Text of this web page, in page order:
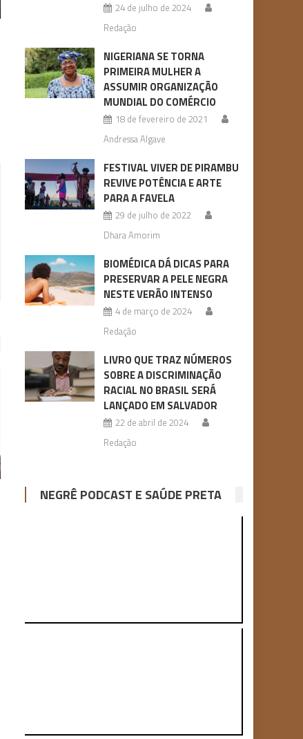
24 de julho de 2024
Redação
NIGERIANA SE TORNA
PRIMEIRA MULHER A
ASSUMIR ORGANIZAÇÃO
MUNDIAL DO COMÉRCIO
18 de fevereiro de 2021
Andressa Algave
FESTIVAL VIVER DE PIRAMBU
REVIVE POTÊNCIA E ARTE
PARA A FAVELA
29 de julho de 2022
Dhara Amorim
BIOMÉDICA DÁ DICAS PARA
PRESERVAR A PELE NEGRA
NESTE VERÃO INTENSO
4 de março de 2024
Redação
LIVRO QUE TRAZ NÚMEROS
SOBRE A DISCRIMINAÇÃO
RACIAL NO BRASIL SERÁ
LANÇADO EM SALVADOR
22 de abril de 2024
Redação
NEGRÊ PODCAST E SAÚDE PRETA